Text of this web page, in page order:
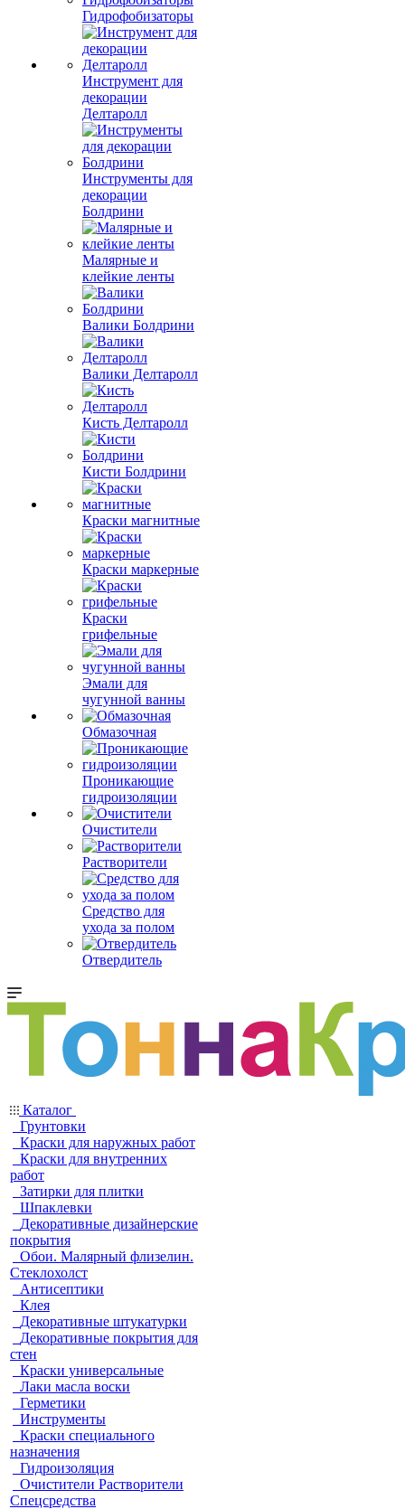
Гидрофобизаторы
Инструмент для
декорации
Делтаролл
Инструменты для
декорации
Болдрини
Малярные и
клейкие ленты
Валики Болдрини
Валики Делтаролл
Кисть Делтаролл
Кисти Болдрини
Краски магнитные
Краски маркерные
Краски
грифельные
Эмали для
чугунной ванны
Обмазочная
Проникающие
гидроизоляции
Очистители
Растворители
Средство для
ухода за полом
Отвердитель
Каталог
Грунтовки
Краски для наружных работ
Краски для внутренних
работ
Затирки для плитки
Шпаклевки
Декоративные дизайнерские
покрытия
Обои. Малярный флизелин.
Стеклохолст
Антисептики
Клея
Декоративные штукатурки
Декоративные покрытия для
стен
Краски универсальные
Лаки масла воски
Герметики
Инструменты
Краски специального
назначения
Гидроизоляция
Очистители Растворители
Спецсредства